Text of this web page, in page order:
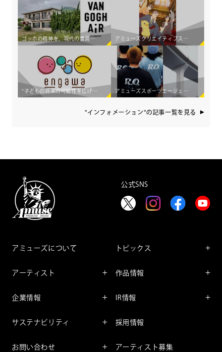
ゴッホの精神を、現代の豊島へ。アミューズ、初の国際アーティスト・イン・レジデンス「Van Gogh AiR - Teshima Japan」始動 ～オランダの若手アーティスト3組が豊島の暮らしと交差し、新たな価値を創造する～ アミューズクリエイティブスタジオが TVアニメ「おじさんはカワイイものがお好き。」をプロデュース
"子どもの将来の可能性を広げたい"2人の新入社員の想いから生まれた 食事×エンタメ体験支援企画「engawa 夏のワークショップ2026」開催！ アミューズスポーツエージェンシーが、ランニングを起点としたカルチャークリエイティブプロダクション"Running Observatory"をローンチ
"インフォメーション"の記事一覧を見る
公式SNS
アミューズについて
アーティスト
企業情報
企業理念
サステナビリティ
お問い合わせ
トピックス
レポート
作品情報
コミック
IR情報
IRマネージメント
採用情報
アーティスト募集